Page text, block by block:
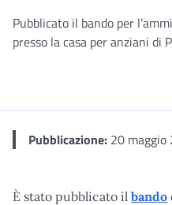
Pubblicato il bando per
presso la casa per anziani di
Pubblicazione: 20 maggio
È stato pubblicato il bando